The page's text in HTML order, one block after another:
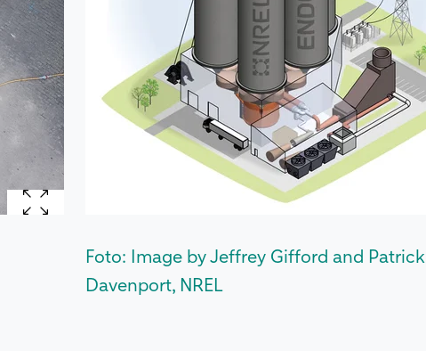
Foto: Image by Jeffrey Gifford and Patrick
Davenport, NREL